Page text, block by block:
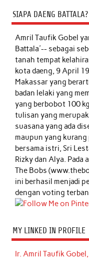
SIAPA DAENG BATTALA?
Amril Taufik Gobel
Battala'-- sebagai
tanah tempat
kota daeng, 9 April
Makassar yang
badan lelaki yang
yang berbobot 100
tulisan yang
suasana yang ada
maupun yang
bersama istri, Sri
Rizky dan Alya.
The Bobs
ini berhasil menjadi
dengan voting
MY LINKED IN PROFILE
Ir. Amril Taufik Gobel,